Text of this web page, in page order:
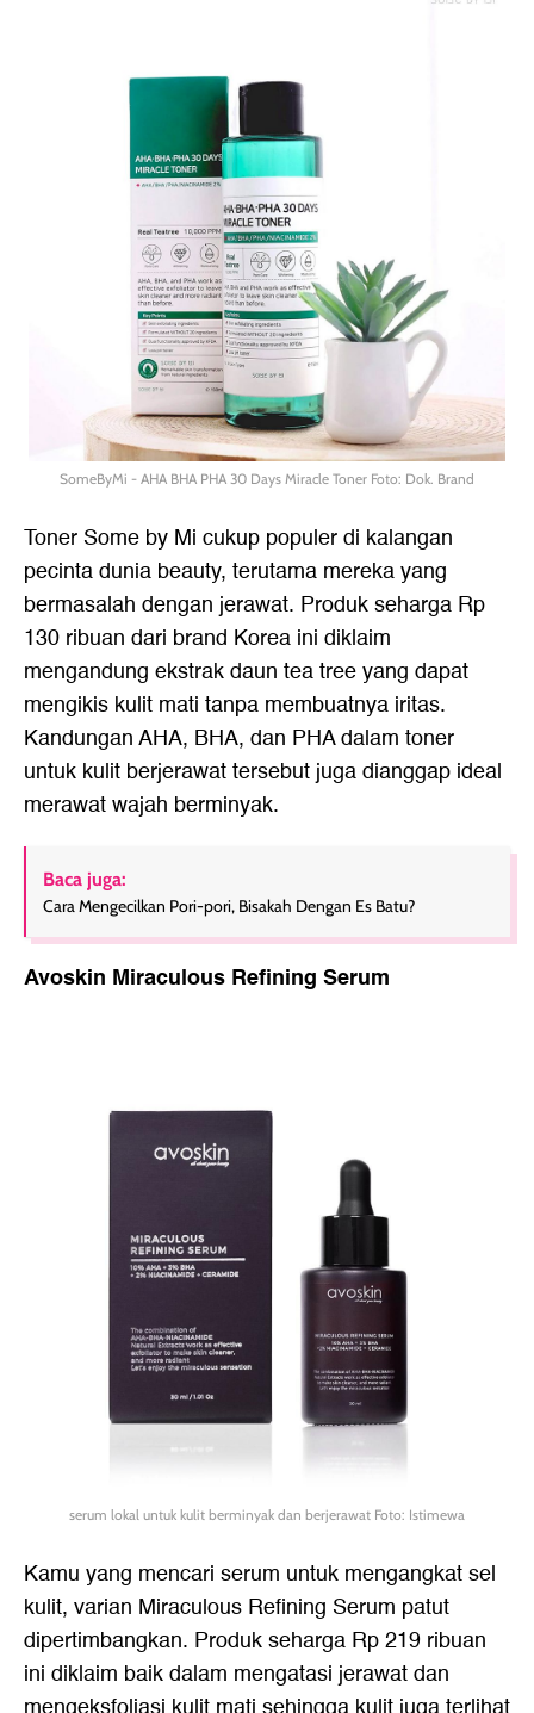
SomeByMi - AHA BHA PHA 30 Days Miracle Toner Foto: Dok. Brand
Toner Some by Mi cukup populer di kalangan
pecinta dunia beauty, terutama mereka yang
bermasalah dengan jerawat. Produk seharga Rp
130 ribuan dari brand Korea ini diklaim
mengandung ekstrak daun tea tree yang dapat
mengikis kulit mati tanpa membuatnya iritas.
Kandungan AHA, BHA, dan PHA dalam toner
untuk kulit berjerawat tersebut juga dianggap ideal
merawat wajah berminyak.
Baca juga:
Cara Mengecilkan Pori-pori, Bisakah Dengan Es Batu?
Avoskin Miraculous Refining Serum
serum lokal untuk kulit berminyak dan berjerawat Foto: Istimewa
Kamu yang mencari serum untuk mengangkat sel
kulit, varian Miraculous Refining Serum patut
dipertimbangkan. Produk seharga Rp 219 ribuan
ini diklaim baik dalam mengatasi jerawat dan